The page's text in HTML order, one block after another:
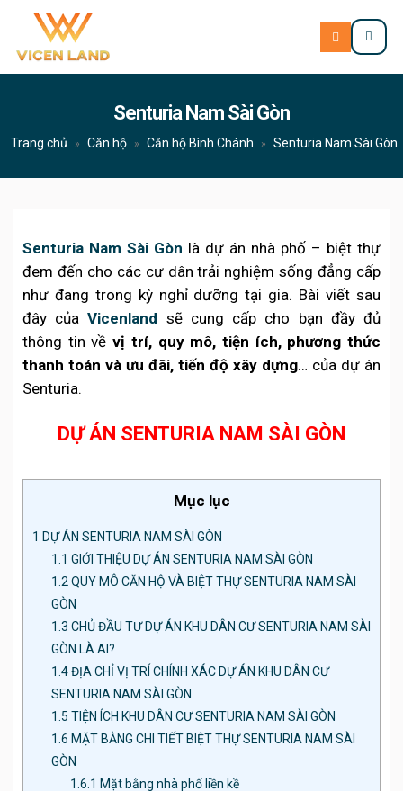
Senturia Nam Sài Gòn
Trang chủ » Căn hộ » Căn hộ Bình Chánh » Senturia Nam Sài Gòn
Senturia Nam Sài Gòn là dự án nhà phố – biệt thự
đem đến cho các cư dân trải nghiệm sống đẳng cấp
như đang trong kỳ nghỉ dưỡng tại gia. Bài viết sau
đây củaVicenland sẽ cung cấp cho bạn đầy đủ
thông tin vềvị trí, quy mô, tiện ích, phương thức
thanh toán và ưu đãi, tiến độ xây dựng… của dự án
Senturia.
DỰ ÁN SENTURIA NAM SÀI GÒN
Mục lục
1 DỰ ÁN SENTURIA NAM SÀI GÒN
1.1 GIỚI THIỆU DỰ ÁN SENTURIA NAM SÀI GÒN
1.2 QUY MÔ CĂN HỘ VÀ BIỆT THỰ SENTURIA NAM SÀI
GÒN
1.3 CHỦ ĐẦU TƯ DỰ ÁN KHU DÂN CƯ SENTURIA NAM SÀI
GÒN LÀ AI?
1.4ĐỊA CHỈ VỊ TRÍ CHÍNH XÁC DỰ ÁN KHU DÂN CƯ
SENTURIA NAM SÀI GÒN
1.5 TIỆN ÍCH KHU DÂN CƯ SENTURIA NAM SÀI GÒN
1.6 MẶT BẰNG CHI TIẾT BIỆT THỰ SENTURIA NAM SÀI
GÒN
1.6.1 Mặt bằng nhà phố liền kề